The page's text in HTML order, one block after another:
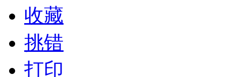
收藏
挑错
打印